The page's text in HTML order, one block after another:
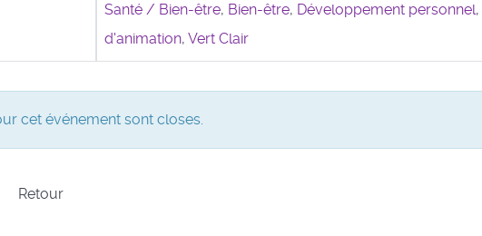
Santé / Bien-être, Bien-être, Développement personnel,
d'animation, Vert Clair
cet événement sont closes.
Retour